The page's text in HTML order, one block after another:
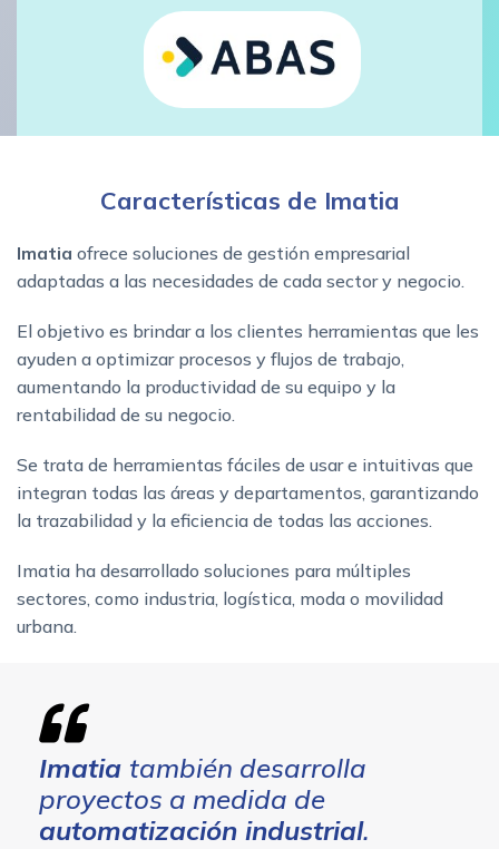
Características de Imatia
Imatia ofrece soluciones de gestión empresarial
adaptadas a las necesidades de cada sector y negocio.
El objetivo es brindar a los clientes herramientas que les
ayuden a optimizar procesos y flujos de trabajo,
aumentando la productividad de su equipo y la
rentabilidad de su negocio.
Se trata de herramientas fáciles de usar e intuitivas que
integran todas las áreas y departamentos, garantizando
la trazabilidad y la eficiencia de todas las acciones.
Imatia ha desarrollado soluciones para múltiples
sectores, como industria, logística, moda o movilidad
urbana.
Imatia también desarrolla
proyectos a medida de
automatización industrial.